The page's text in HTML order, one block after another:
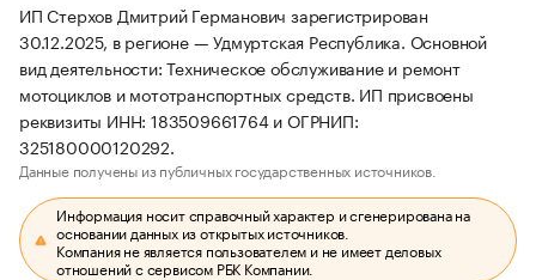
ИП Стерхов Дмитрий Германович зарегистрирован
30.12.2025, в регионе — Удмуртская Республика. Основной
вид деятельности: Техническое обслуживание и ремонт
мотоциклов и мототранспортных средств. ИП присвоены
реквизиты ИНН: 183509661764 и ОГРНИП:
325180000120292.
Данные получены из публичных государственных источников.
Информация носит справочный характер и сгенерирована на
основании данных из открытых источников.
Компания не является пользователем и не имеет деловых
отношений с сервисом РБК Компании.